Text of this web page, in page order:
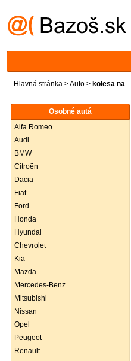
Hlavná stránka >Auto > kolesa na
Osobné autá
Alfa Romeo
Audi
BMW
Citroën
Dacia
Fiat
Ford
Honda
Hyundai
Chevrolet
Kia
Mazda
Mercedes-Benz
Mitsubishi
Nissan
Opel
Peugeot
Renault